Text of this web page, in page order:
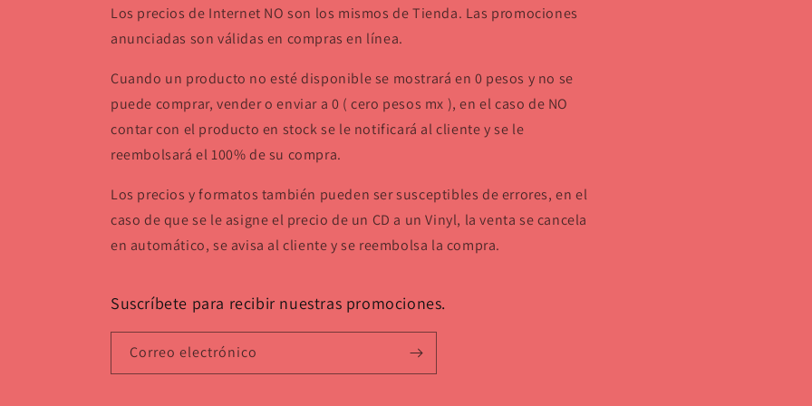
Los precios de Internet NO son los mismos de Tienda. Las promociones
anunciadas son válidas en compras en línea.
Cuando un producto no esté disponible se mostrará en 0 pesos y no se
puede comprar, vender o enviar a 0 ( cero pesos mx ), en el caso de NO
contar con el producto en stock se le notificará al cliente y se le
reembolsará el 100% de su compra.
Los precios y formatos también pueden ser susceptibles de errores, en el
caso de que se le asigne el precio de un CD a un Vinyl, la venta se cancela
en automático, se avisa al cliente y se reembolsa la compra.
Suscríbete para recibir nuestras promociones.
Correo electrónico